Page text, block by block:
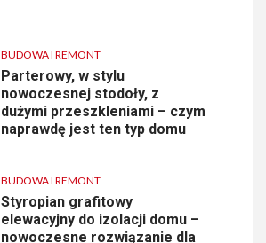
BUDOWA I REMONT
Parterowy, w stylu
nowoczesnej stodoły, z
dużymi przeszkleniami – czym
naprawdę jest ten typ domu
BUDOWA I REMONT
Styropian grafitowy
elewacyjny do izolacji domu –
nowoczesne rozwiązanie dla